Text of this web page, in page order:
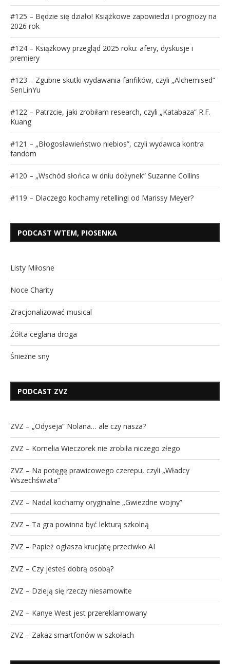
#125 – Będzie się działo! Książkowe zapowiedzi i prognozy na
2026 rok
#124 – Książkowy przegląd 2025 roku: afery, dyskusje i
premiery
#123 – Zgubne skutki wydawania fanfików, czyli „Alchemised”
SenLinYu
#122 – Patrzcie, jaki zrobiłam research, czyli „Katabaza” R.F.
Kuang
#121 – „Błogosławieństwo niebios”, czyli wydawca kontra
fandom
#120 – „Wschód słońca w dniu dożynek” Suzanne Collins
#119 – Dlaczego kochamy retellingi od Marissy Meyer?
PODCAST WTEM, PIOSENKA
Listy Miłosne
Noce Charity
Zracjonalizować musical
Żółta ceglana droga
Śnieżne sny
PODCAST ZVZ
ZVZ – „Odyseja” Nolana… ale czy nasza?
ZVZ – Kornelia Wieczorek nie zrobiła niczego złego
ZVZ – Na potęgę prawicowego czerepu, czyli „Władcy
Wszechświata”
ZVZ – Nadal kochamy oryginalne „Gwiezdne wojny”
ZVZ – Ta gra powinna być lekturą szkolną
ZVZ – Papież ogłasza krucjatę przeciwko AI
ZVZ – Czy jesteś dobrą osobą?
ZVZ – Dzieją się rzeczy niesamowite
ZVZ – Kanye West jest przereklamowany
ZVZ – Zakaz smartfonów w szkołach